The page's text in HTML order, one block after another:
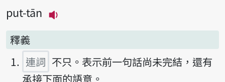
put-tān
釋義
連詞 不只。表示前一句話尚未完結，還有
承接下面的語意。